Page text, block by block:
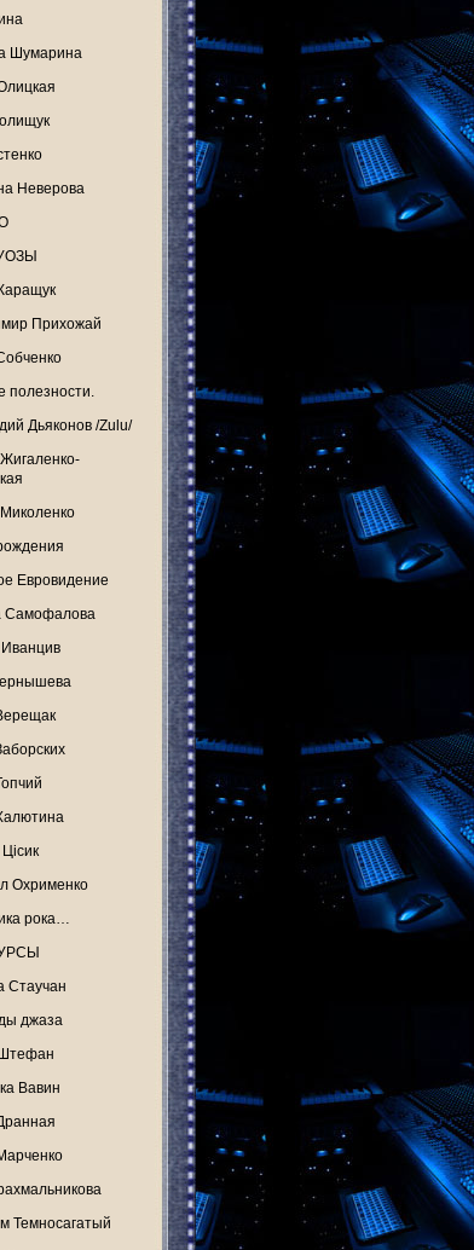
Шумарина
Неверова
Прихожай
полезности.
Дьяконов /Zulu/
Евровидение
Самофалова
Иванцив
Цісик
Охрименко
рока…
Стаучан
джаза
Вавин
Темносагатый